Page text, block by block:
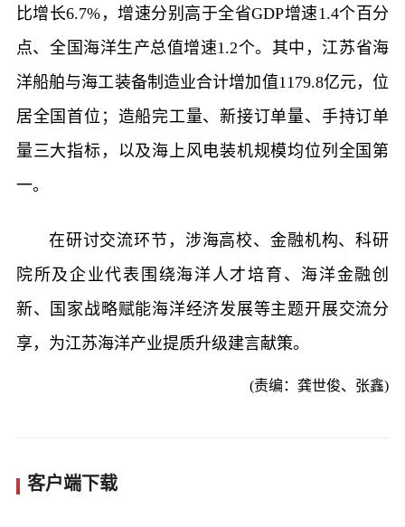
比增长6.7%，增速分别高于全省GDP增速1.4个百分
点、全国海洋生产总值增速1.2个。其中，江苏省海
洋船舶与海工装备制造业合计增加值1179.8亿元，位
居全国首位；造船完工量、新接订单量、手持订单
量三大指标，以及海上风电装机规模均位列全国第
一。
在研讨交流环节，涉海高校、金融机构、科研
院所及企业代表围绕海洋人才培育、海洋金融创
新、国家战略赋能海洋经济发展等主题开展交流分
享，为江苏海洋产业提质升级建言献策。
(责编：龚世俊、张鑫)
客户端下载